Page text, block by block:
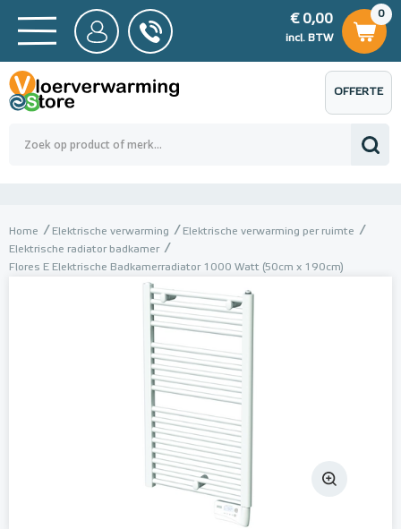
BTW
0,00
0
€ 0,00
incl. BTW
€ 0,00
OFFERTE
AANVRAGEN
Home Elektrische verwarming
Elektrische verwarming per ruimte
Elektrische radiator badkamer
Flores E Elektrische Badkamerradiator 1000 Watt (50cm x 190cm)